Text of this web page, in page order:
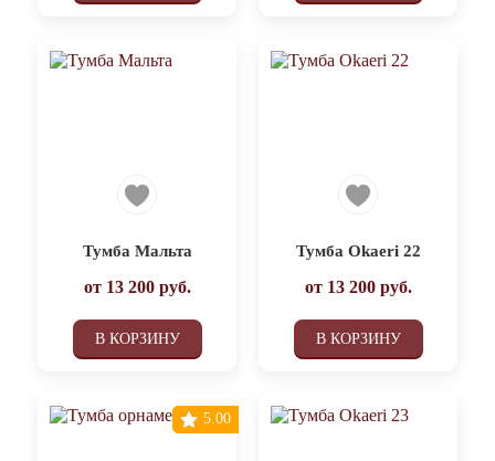
Тумба Мальта
от 13 200руб.
В КОРЗИНУ
Тумба Okaeri 22
от 13 200руб.
В КОРЗИНУ
5.00